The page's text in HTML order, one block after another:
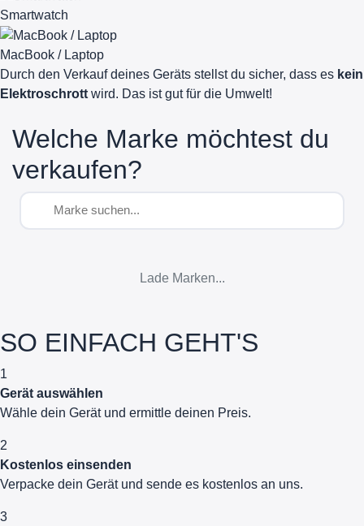
Smartwatch
MacBook / Laptop
Durch den Verkauf deines Geräts stellst du sicher, dass es kein
Elektroschrott wird. Das ist gut für die Umwelt!
Welche Marke möchtest du
verkaufen?
Lade Marken...
SO EINFACH GEHT'S
1
Gerät auswählen
Wähle dein Gerät und ermittle deinen Preis.
2
Kostenlos einsenden
Verpacke dein Gerät und sende es kostenlos an uns.
3